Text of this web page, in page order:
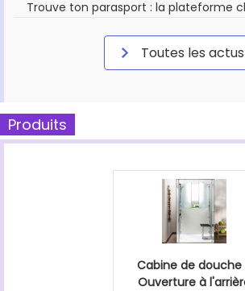
Trouve ton parasport : la plateforme
Toutes les actus
Produits
Cabine de
Ouverture à